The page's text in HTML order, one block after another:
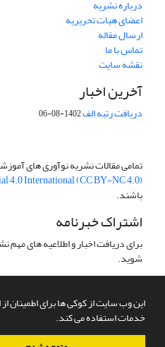
این وب سایت از کوکی ها برای اطمینان از
خدمات استفاده می کند.
درباره نشریه
اعضای هیات تحریریه
ارسال مقاله
تماس با ما
نقشه سایت
آخرین اخبار
دریافت رتبه الف1402-08-06
تمامی مقالات نشریه نوآوری های
4.0 International (CC BY-NC 4.0)
باشند.
اشتراک خبرنامه
برای دریافت اخبار و اطلاعیه های
شوید.